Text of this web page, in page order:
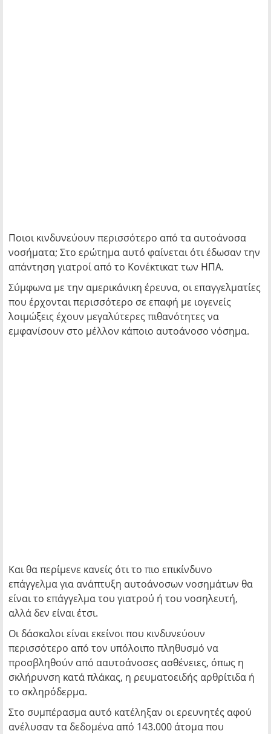
Ποιοι κινδυνεύουν περισσότερο από τα αυτοάνοσα
νοσήματα; Στο ερώτημα αυτό φαίνεται ότι έδωσαν την
απάντηση γιατροί από το Κονέκτικατ των ΗΠΑ.
Σύμφωνα με την αμερικάνικη έρευνα, οι επαγγελματίες
που έρχονται περισσότερο σε επαφή με ιογενείς
λοιμώξεις έχουν μεγαλύτερες πιθανότητες να
εμφανίσουν στο μέλλον κάποιο αυτοάνοσο νόσημα.
Και θα περίμενε κανείς ότι το πιο επικίνδυνο
επάγγελμα για ανάπτυξη αυτοάνοσων νοσημάτων θα
είναι το επάγγελμα του γιατρού ή του νοσηλευτή,
αλλά δεν είναι έτσι.
Οι δάσκαλοι είναι εκείνοι που κινδυνεύουν
περισσότερο από τον υπόλοιπο πληθυσμό να
προσβληθούν από ααυτοάνοσες ασθένειες, όπως η
σκλήρυνση κατά πλάκας, η ρευματοειδής αρθρίτιδα ή
το σκληρόδερμα.
Στο συμπέρασμα αυτό κατέληξαν οι ερευνητές αφού
ανέλυσαν τα δεδομένα από 143.000 άτομα που